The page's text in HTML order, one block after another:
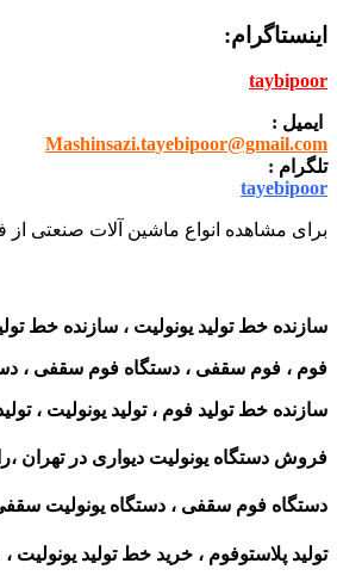
اینستاگرام:
taybipoor
ایمیل :
Mashinsazi.tayebipoor@gmail.com
تلگرام :
tayebipoor
برای مشاهده انواع ماشین آلات صنعتی از
سازنده خط تولید یونولیت ، سازنده خط
فوم ، فوم سقفی ، دستگاه فوم سقفی ،
سازنده خط تولید فوم ، تولید یونولیت ،
فروش دستگاه یونولیت دیواری در تهران ،
دستگاه فوم سقفی ، دستگاه یونولیت
تولید پلاستوفوم ، خرید خط تولید یونولیت